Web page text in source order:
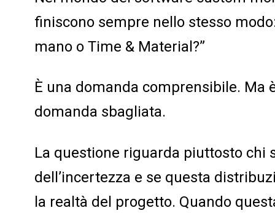
finiscono sempre nello stesso
mano o Time & Material?”
È una domanda comprensibile. Ma
domanda sbagliata.
La questione riguarda piuttosto chi
dell’incertezza e se questa
la realtà del progetto. Quando